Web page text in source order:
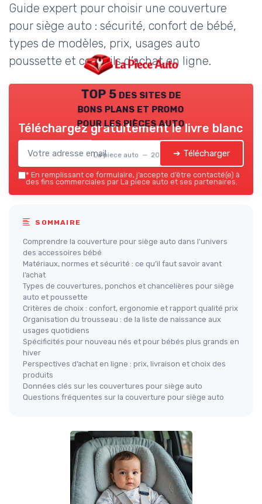
Guide expert pour choisir une couverture
pour siège auto : sécurité, confort de bébé,
types de modèles, prix, usages auto
poussette et conseils d’achat en ligne.
TOP 5 des sites de
bons plans et promo
pour les pièces auto
La piece auto — 2026
Téléchargez gratuitement le livre blanc
➔ Télécharger
* En remplissant ce formulaire, j’accepte d’être contacté(e) à
des fins commerciales par La piece auto et ses partenaires.
SOMMAIRE
Comprendre la couverture pour siège auto dans l’univers
des accessoires bébé
Matériaux, normes et sécurité : ce qu’il faut savoir avant
l’achat
Types de couvertures, ponchos et chancelières pour siège
auto et poussette
Critères de choix : confort, ergonomie et rapport qualité prix
Organisation du trousseau : de la liste de naissance aux
usages quotidiens
Spécificités pour nouveau nés et pour bébés plus grands en
hiver
Perspectives d’achat en ligne : prix, livraison et choix des
produits
Données clés sur les couvertures pour siège auto
Questions fréquentes sur la couverture pour siège auto